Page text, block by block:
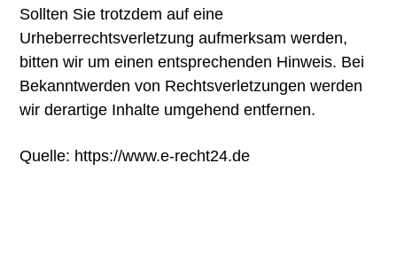
Sollten Sie trotzdem auf eine
Urheberrechtsverletzung aufmerksam werden,
bitten wir um einen entsprechenden Hinweis. Bei
Bekanntwerden von Rechtsverletzungen werden
wir derartige Inhalte umgehend entfernen.
Quelle: https://www.e-recht24.de